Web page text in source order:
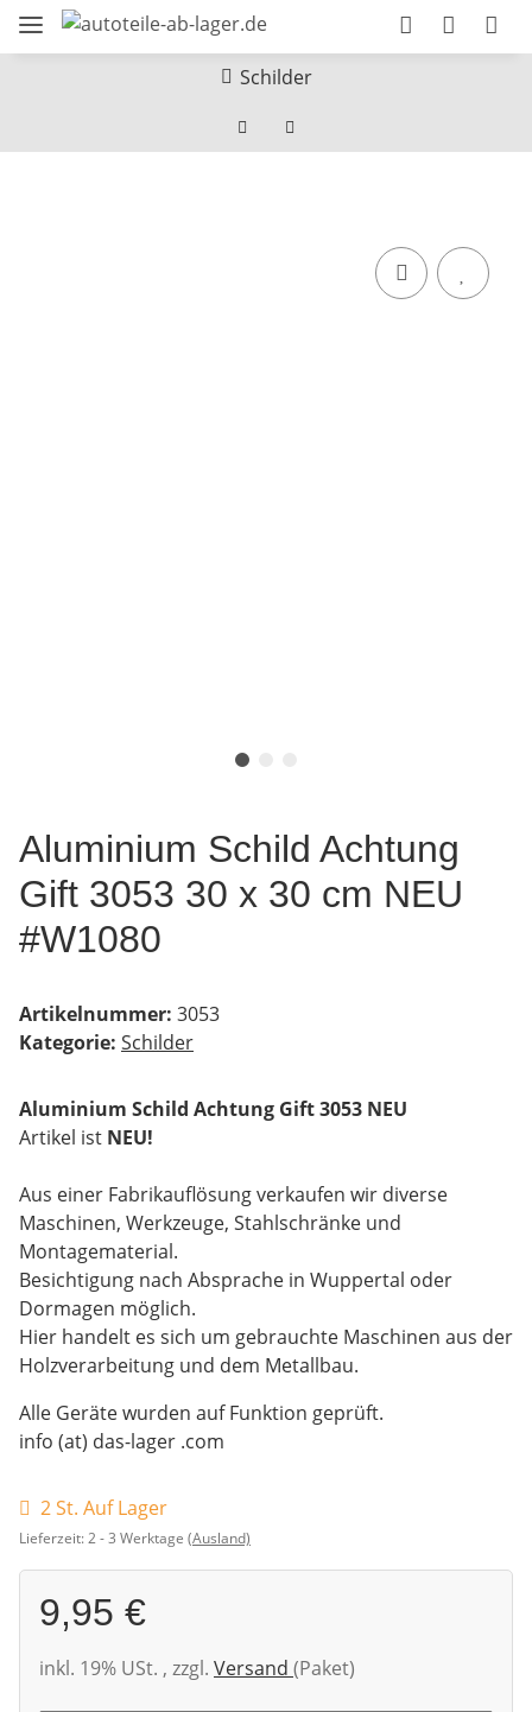
Schilder
Aluminium Schild Achtung
Gift 3053 30 x 30 cm NEU
#W1080
Artikelnummer: 3053
Kategorie: Schilder
Aluminium Schild Achtung Gift 3053 NEU
Artikel ist NEU!
Aus einer Fabrikauflösung verkaufen wir diverse
Maschinen, Werkzeuge, Stahlschränke und
Montagematerial.
Besichtigung nach Absprache in Wuppertal oder
Dormagen möglich.
Hier handelt es sich um gebrauchte Maschinen aus der
Holzverarbeitung und dem Metallbau.
Alle Geräte wurden auf Funktion geprüft.
info (at) das-lager .com
2 St. Auf Lager
Lieferzeit:2 - 3 Werktage (Ausland)
9,95 €
inkl. 19% USt. , zzgl. Versand (Paket)